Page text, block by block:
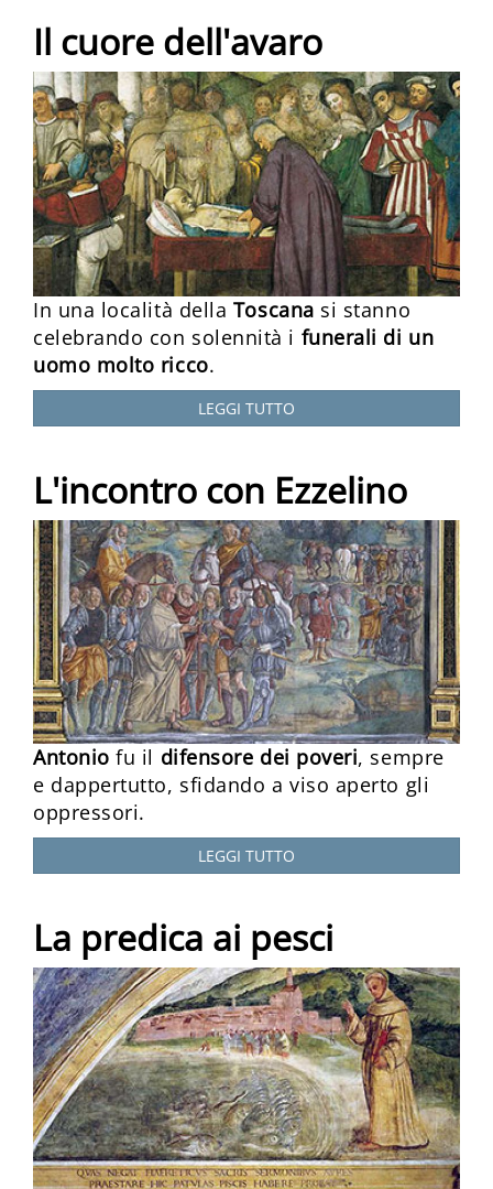
Il cuore dell'avaro
In una località della Toscana si stanno
celebrando con solennità i funerali di un
uomo molto ricco.
LEGGI TUTTO
L'incontro con Ezzelino
Antonio fu il difensore dei poveri, sempre
e dappertutto, sfidando a viso aperto gli
oppressori.
LEGGI TUTTO
La predica ai pesci